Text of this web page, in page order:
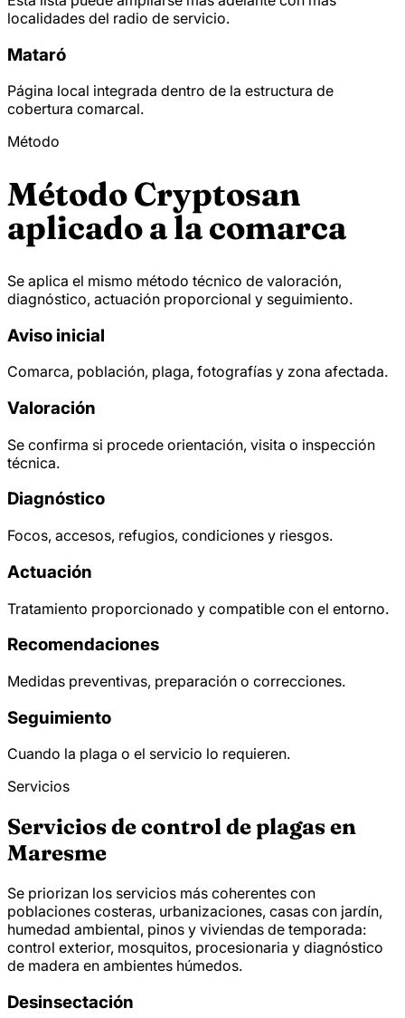
localidades del radio de servicio.
Mataró
Página local integrada dentro de la estructura de
cobertura comarcal.
Método
Método Cryptosan
aplicado a la comarca
Se aplica el mismo método técnico de valoración,
diagnóstico, actuación proporcional y seguimiento.
Aviso inicial
Comarca, población, plaga, fotografías y zona afectada.
Valoración
Se confirma si procede orientación, visita o inspección
técnica.
Diagnóstico
Focos, accesos, refugios, condiciones y riesgos.
Actuación
Tratamiento proporcionado y compatible con el entorno.
Recomendaciones
Medidas preventivas, preparación o correcciones.
Seguimiento
Cuando la plaga o el servicio lo requieren.
Servicios
Servicios de control de plagas en
Maresme
Se priorizan los servicios más coherentes con
poblaciones costeras, urbanizaciones, casas con jardín,
humedad ambiental, pinos y viviendas de temporada:
control exterior, mosquitos, procesionaria y diagnóstico
de madera en ambientes húmedos.
Desinsectación